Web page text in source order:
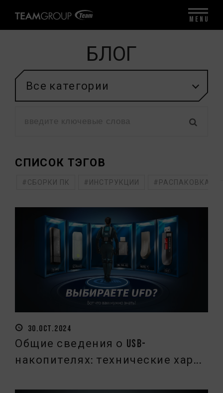
БЛОГ
Все категории
30.OCT.2024
Общие сведения о USB-
накопителях: технические хар...
СПИСОК ТЭГОВ
#СБОРКИ ПК #ИНСТРУКЦИИ #РАСПАКОВКА
MENU